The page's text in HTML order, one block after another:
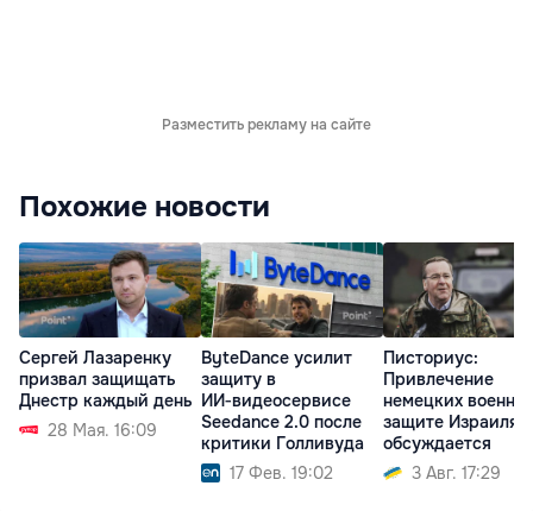
Разместить рекламу на сайте
Похожие новости
Сергей Лазаренку
призвал защищать
Днестр каждый день
28 Мая. 16:09
ByteDance усилит
защиту в
ИИ‑видеосервисе
Seedance 2.0 после
критики Голливуда
17 Фев. 19:02
Писториус:
Привлечение
немецких
защите Израиля
обсуждается
3 Авг. 17:29